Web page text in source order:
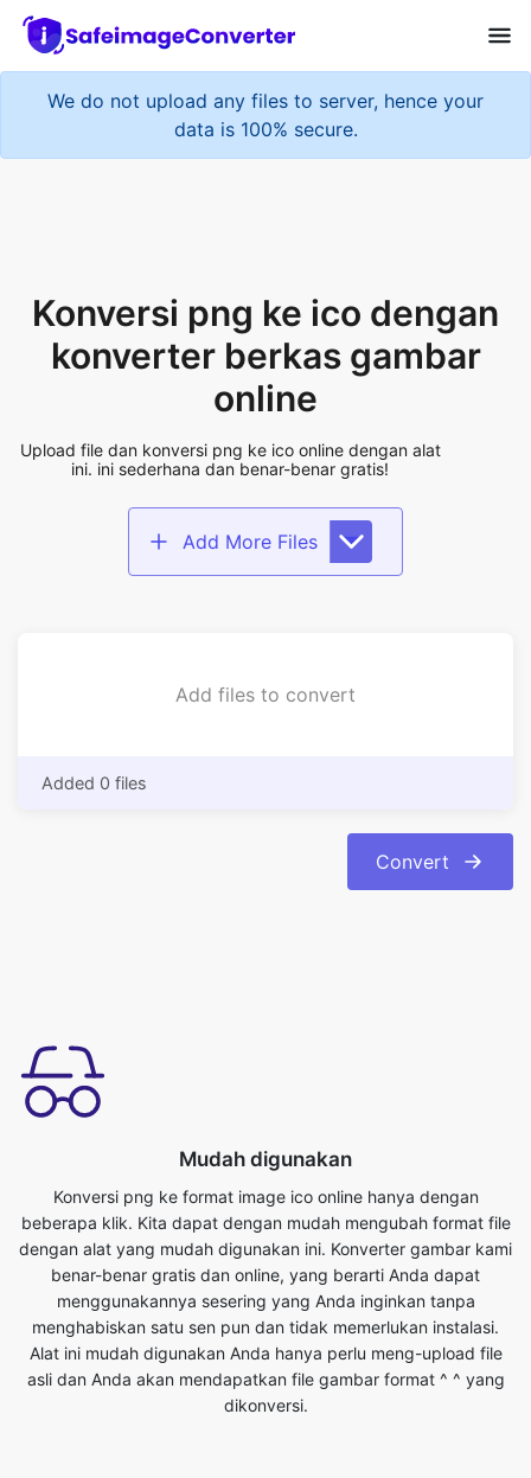
We do not upload any files to server, hence your
data is 100% secure.
online
Upload file dan konversi png ke ico online dengan alat
ini. ini sederhana dan benar-benar gratis!
Add More Files
Konversi png ke format image ico online hanya dengan
beberapa klik. Kita dapat dengan mudah mengubah format file
benar-benar gratis dan online, yang berarti Anda dapat
menggunakannya sesering yang Anda inginkan tanpa
menghabiskan satu sen pun dan tidak memerlukan instalasi.
Alat ini mudah digunakan Anda hanya perlu meng-upload file
asli dan Anda akan mendapatkan file gambar format ^ ^ yang
dikonversi.